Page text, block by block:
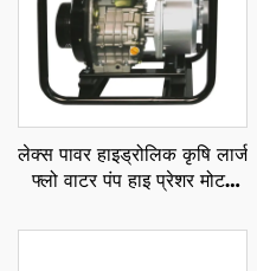
लेक्स पावर हाइड्रोलिक कृषि लार्ज
फ्लो वाटर पंप हाइ प्रेशर मोटर